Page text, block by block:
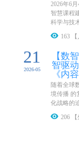
2026年6
智慧课程
科学与技
163
21
2026-05
【数
智驱
《内
随着全球
境传播 的
化战略的
206 【